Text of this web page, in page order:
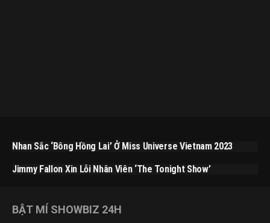
Nhan Sắc ‘bông Hồng Lai’ Ở Miss Universe Vietnam 2023
Jimmy Fallon Xin Lỗi Nhân Viên ‘The Tonight Show’
BẬT MÍ SHOWBIZ 24H